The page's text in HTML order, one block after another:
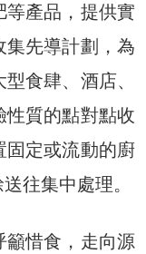
產品，提供實
集先導計劃，為
食肆、酒店、
質的點對點收
固定或流動的廚
往集中處理。
籲惜食，走向源